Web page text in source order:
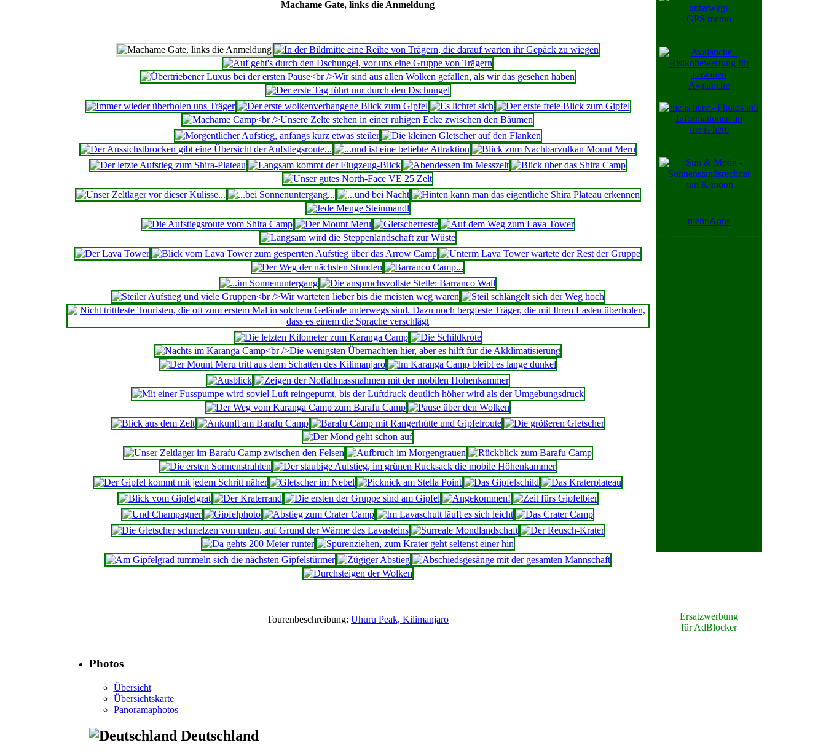
GPS memo
Avalanche
me is here
sun & moon
mehr Apps
Ersatzwerbung
für AdBlocker
Machame Gate, links die Anmeldung
Tourenbeschreibung: Uhuru Peak, Kilimanjaro
Photos
Übersicht
Übersichtskarte
Panoramaphotos
Deutschland